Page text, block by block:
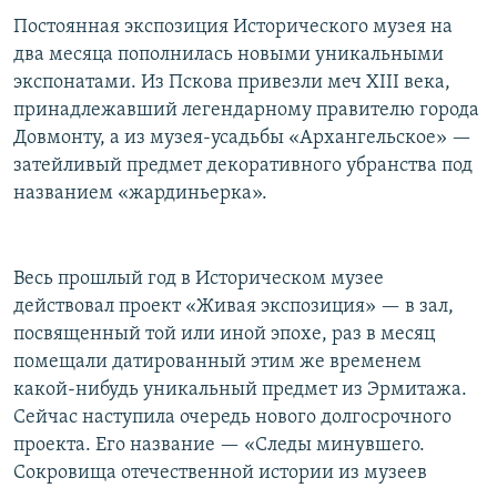
Постоянная экспозиция Исторического музея на
два месяца пополнилась новыми уникальными
экспонатами. Из Пскова привезли меч XIII века,
принадлежавший легендарному правителю города
Довмонту, а из музея-усадьбы «Архангельское» —
затейливый предмет декоративного убранства под
названием «жардиньерка».
Весь прошлый год в Историческом музее
действовал проект «Живая экспозиция» — в зал,
посвященный той или иной эпохе, раз в месяц
помещали датированный этим же временем
какой-нибудь уникальный предмет из Эрмитажа.
Сейчас наступила очередь нового долгосрочного
проекта. Его название — «Следы минувшего.
Сокровища отечественной истории из музеев